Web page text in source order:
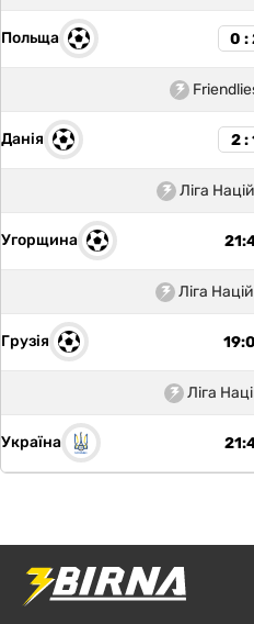
Польща 0 :
Данія 2 :
Ліга Націй
Угорщина
Ліга Націй
Грузія
Ліга
Україна